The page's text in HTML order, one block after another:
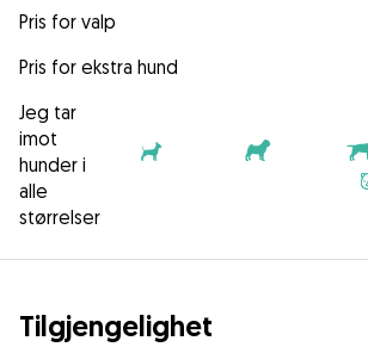
Pris for valp
Pris for ekstra hund
Jeg tar
imot
hunder i
alle
størrelser
Tilgjengelighet